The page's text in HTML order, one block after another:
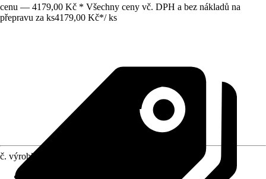
cenu — 4179,00 Kč * Všechny ceny vč. DPH a bez nákladů na
přepravu za ks4179,00 Kč*/ ks
č. výrobku